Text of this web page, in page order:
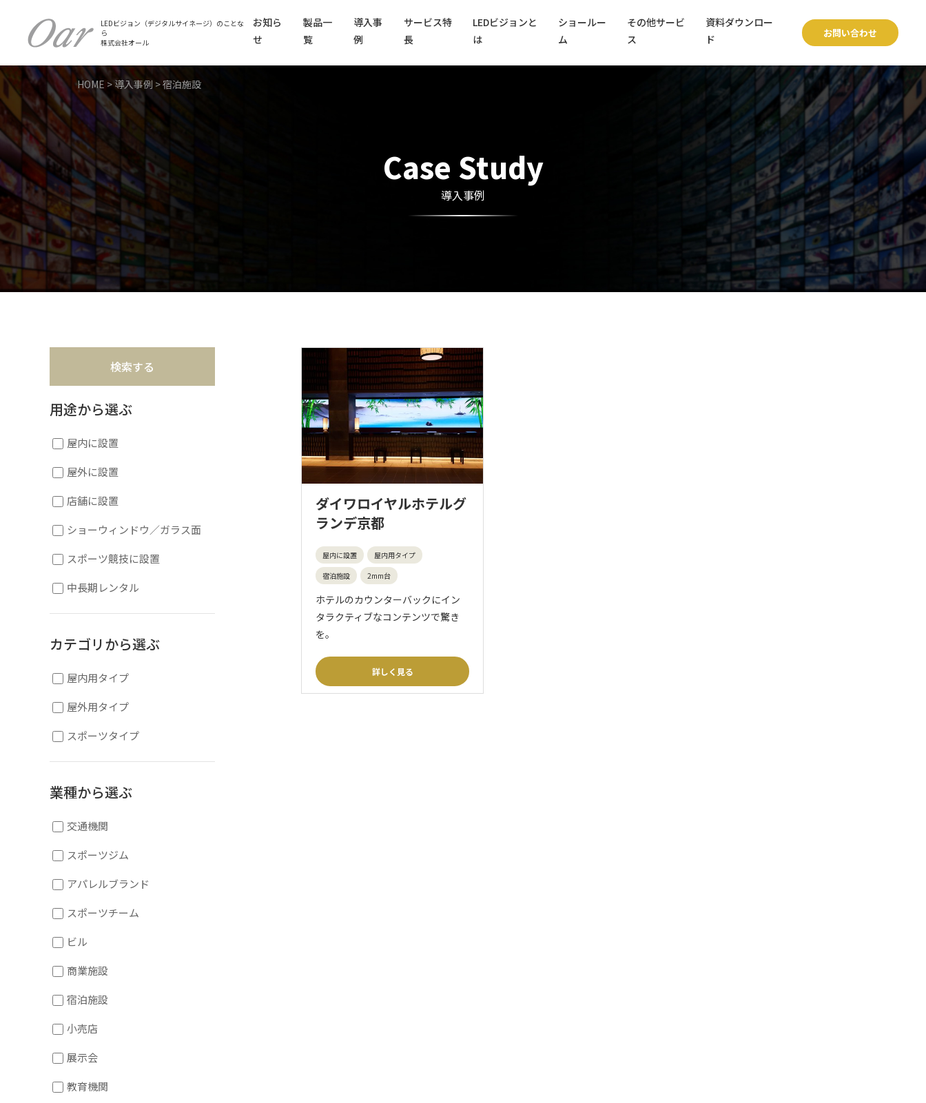
LEDビジョン（デジタルサイネージ）のことな
ら
株式会社オール
お知ら
せ
製品一
覧
導入事
例
サービス特
長
LEDビジョンと
は
ショールー
ム
その他サービ
ス
資料ダウンロー
ド
お問い合わせ
HOME >導入事例 >宿泊施設
Case Study
導入事例
ダイワロイヤルホテルグ
ランデ京都
屋内に設置
屋内用タイプ
宿泊施設
2mm台
ホテルのカウンターバックにイン
タラクティブなコンテンツで驚き
を。
詳しく見る
用途から選ぶ
屋内に設置
屋外に設置
店舗に設置
ショーウィンドウ／ガラス面
スポーツ競技に設置
中長期レンタル
カテゴリから選ぶ
屋内用タイプ
屋外用タイプ
スポーツタイプ
業種から選ぶ
交通機関
スポーツジム
アパレルブランド
スポーツチーム
ビル
商業施設
宿泊施設
小売店
展示会
教育機関